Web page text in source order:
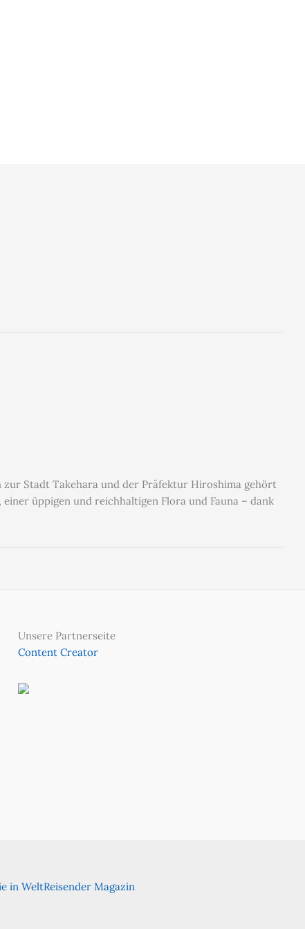
zur Stadt Takehara und der Präfektur Hiroshima gehört
üppigen und reichhaltigen Flora und Fauna – dank
Unsere Partnerseite
Content Creator
in WeltReisender Magazin